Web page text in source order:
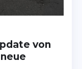
von